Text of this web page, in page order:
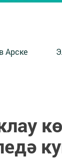
Арске